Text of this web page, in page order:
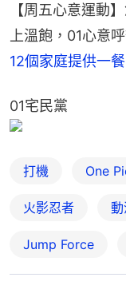
【周五心意運動
上溫飽，01心意
12個家庭提供一
01宅民黨
打機 One
火影忍者
Jump Force